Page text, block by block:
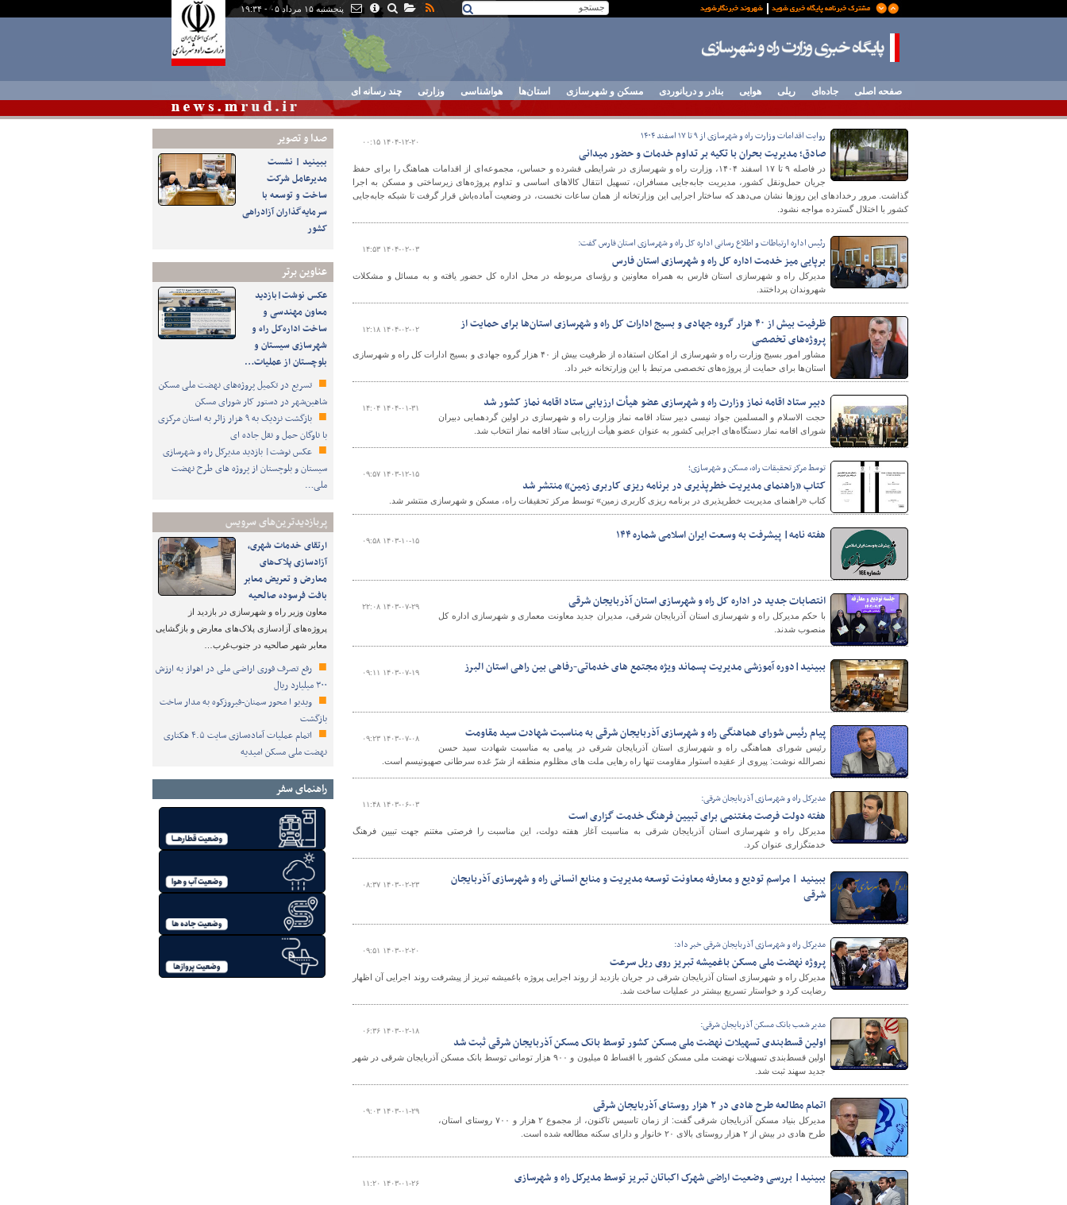
پنجشنبه ۱۵ مرداد ۰۵ - ۱۹:۳۴
پایگاه خبری وزارت راه و
صفحه اصلی جاده‌ای ریلی هوایی بنادر و دریانوردی مسکن و شهرسازی استان‌ها هواشناسی وزارتی چند رسانه ای
صدا و تصوير
ببینید | نشست
مدیرعامل شرکت
ساخت و توسعه با
سرمایه‌گذاران آزادراهی
کشور
عناوین برتر
عکس نوشت|بازدید
معاون مهندسی و
ساخت اداره‌کل راه و
شهرسازی سیستان و
بلوچستان از عملیات…
تسریع در تکمیل پروژه‌های نهضت ملی مسکن
شاهین‌شهر در دستور کار شورای مسکن
بازگشت نزدیک به ۹ هزار زائر به استان مرکزی
با ناوگان حمل و نقل جاده ای
عکس نوشت| بازدید مدیرکل راه و شهرسازی
سیستان و بلوچستان از پروژه های طرح نهضت
ملی…
پربازدیدترین‌های سرویس
ارتقای خدمات شهری،
آزادسازی پلاک‌های
معارض و تعریض معابر
بافت فرسوده صالحیه
معاون وزیر راه و شهرسازی در بازدید از
پروژه‌های آزادسازی پلاک‌های معارض و بازگشایی
معابر شهر صالحیه در جنوب‌غرب…
رفع تصرف فوری اراضی ملی در اهواز به ارزش
۳۰۰ میلیارد ریال
ویدیو ا محور سمنان-فیروزکوه به مدار ساخت
بازگشت
اتمام عملیات آماده‌سازی سایت ۴.۵ هکتاری
نهضت ملی مسکن امیدیه
راهنمای سفر
۱۴۰۴-۱۲-۲۰ ۰۰:۱۵ روایت اقدامات وزارت راه و شهرسازی از ۹ تا ۱۷ اسفند ۱۴۰۴
صادق؛ مدیریت بحران با تکیه بر تداوم خدمات و حضور میدانی
در فاصله ۹ تا ۱۷ اسفند ۱۴۰۴، وزارت راه و شهرسازی در شرایطی فشرده و حساس، مجموعه‌ای از اقدامات هماهنگ را برای حفظ
جریان حمل‌ونقل کشور، مدیریت جابه‌جایی مسافران، تسهیل انتقال کالاهای اساسی و تداوم پروژه‌های زیرساختی و مسکن به اجرا
گذاشت. مرور رخدادهای این روزها نشان می‌دهد که ساختار اجرایی این وزارتخانه از همان ساعات نخست، در وضعیت آماده‌باش قرار گرفت تا شبکه جابه‌جایی
کشور با اختلال گسترده مواجه نشود.
۱۴۰۴-۰۲-۰۳ ۱۴:۵۳ رئیس اداره ارتباطات و اطلاع رسانی اداره کل راه و شهرسازی استان فارس گفت:
برپایی میز خدمت اداره کل راه و شهرسازی استان فارس
مدیرکل راه و شهرسازی استان فارس به همراه معاونین و رؤسای مربوطه در محل اداره کل حضور یافته و به مسائل و مشکلات
شهروندان پرداختند.
۱۴۰۴-۰۲-۰۲ ۱۲:۱۸
ظرفیت بیش از ۴۰ هزار گروه جهادی و بسیج ادارات کل راه و شهرسازی استان‌ها برای حمایت از
پروژه‌های تخصصی
مشاور امور بسیج وزارت راه و شهرسازی از امکان استفاده از ظرفیت بیش از ۴۰ هزار گروه جهادی و بسیج ادارات کل راه و شهرسازی
استان‌ها برای حمایت از پروژه‌های تخصصی مرتبط با این وزارتخانه خبر داد.
۱۴۰۴-۰۱-۳۱ ۱۴:۰۴ دبیر ستاد اقامه نماز وزارت راه و شهرسازی عضو هیأت ارزیابی ستاد اقامه نماز کشور شد
حجت الاسلام و المسلمین جواد نیسی دبیر ستاد اقامه نماز وزارت راه و شهرسازی در اولین گردهمایی دبیران
شورای اقامه نماز دستگاه‌های اجرایی کشور به عنوان عضو هیأت ارزیابی ستاد اقامه نماز انتخاب شد.
۱۴۰۳-۱۲-۱۵ ۰۹:۵۷ توسط مرکز تحقیقات راه، مسکن و شهرسازی؛
کتاب «راهنمای مدیریت خطرپذیری در برنامه ریزی کاربری زمین» منتشر شد
کتاب «راهنمای مدیریت خطرپذیری در برنامه ریزی کاربری زمین» توسط مرکز تحقیقات راه، مسکن و شهرسازی منتشر شد.
۱۴۰۳-۱۰-۱۵ ۰۹:۵۸ هفته نامه| پیشرفت به وسعت ایران اسلامی شماره ۱۴۴
۱۴۰۳-۰۷-۲۹ ۲۲:۰۸ انتصابات جدید در اداره کل راه و شهرسازی استان آذربایجان شرقی
با حکم مدیرکل راه و شهرسازی استان آذربایجان شرقی، مدیران جدید معاونت معماری و شهرسازی اداره کل
منصوب شدند.
۱۴۰۳-۰۷-۱۹ ۰۹:۱۱ ببینید|دوره آموزشی مدیریت پسماند ویژه مجتمع های خدماتی-رفاهی بین راهی استان البرز
۱۴۰۳-۰۷-۰۸ ۰۹:۲۳ پیام رئیس شورای هماهنگی راه و شهرسازی آذربایجان شرقی به مناسبت شهادت سید مقاومت
رئیس شورای هماهنگی راه و شهرسازی استان آذربایجان شرقی در پیامی به مناسبت شهادت سید حسن
نصرالله نوشت: پیروی از عقیده استوار مقاومت تنها راه رهایی ملت های مظلوم منطقه از شرّ غده سرطانی صهیونیسم است.
۱۴۰۳-۰۶-۰۳ ۱۱:۴۸ مدیرکل راه و شهرسازی آذربایجان شرقی:
هفته دولت فرصت مغتنمی برای تبیین فرهنگ خدمت گزاری است
مدیرکل راه و شهرسازی استان آذربایجان شرقی به مناسبت آغاز هفته دولت، این مناسبت را فرصتی مغتنم جهت تبیین فرهنگ
خدمتگزاری عنوان کرد.
۱۴۰۳-۰۲-۲۳ ۰۸:۳۷
ببینید | مراسم تودیع و معارفه معاونت توسعه مدیریت و منابع انسانی راه و شهرسازی آذربایجان
شرقی
۱۴۰۳-۰۲-۲۰ ۰۹:۵۱ مدیرکل راه و شهرسازی آذربایجان شرقی خبر داد:
پروژه نهضت ملی مسکن باغمیشه تبریز روی ریل سرعت
مدیرکل راه و شهرسازی استان آذربایجان شرقی در جریان بازدید از روند اجرایی پروژه باغمیشه تبریز از پیشرفت روند اجرایی آن اظهار
رضایت کرد و خواستار تسریع بیشتر در عملیات ساخت شد.
۱۴۰۳-۰۲-۱۸ ۰۶:۳۶ مدیر شعب بانک مسکن آذربایجان شرقی:
اولین قسط‌بندی تسهیلات نهضت ملی مسکن کشور توسط بانک مسکن آذربایجان شرقی ثبت شد
اولین قسط‌بندی تسهیلات نهضت ملی مسکن کشور با اقساط ۵ میلیون و ۹۰۰ هزار تومانی توسط بانک مسکن آذربایجان شرقی در شهر
جدید سهند ثبت شد.
۱۴۰۳-۰۱-۲۹ ۰۹:۰۳ اتمام مطالعه طرح هادی در ۲ هزار روستای آذربایجان شرقی
مدیرکل بنیاد مسکن آذربایجان شرقی گفت: از زمان تاسیس تاکنون، از مجموع ۲ هزار و ۷۰۰ روستای استان،
طرح هادی در بیش از ۲ هزار روستای بالای ۲۰ خانوار و دارای سکنه مطالعه شده است.
۱۴۰۳-۰۱-۲۶ ۱۱:۲۰ ببینید| بررسی وضعیت اراضی شهرک اکباتان تبریز توسط مدیرکل راه و شهرسازی